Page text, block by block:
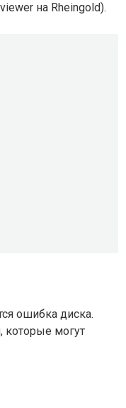
на Rheingold).
ошибка диска.
которые могут